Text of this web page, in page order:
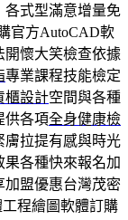
各式型滿意增量免
官方AutoCAD軟
開懷大笑檢查依據
專業課程技能檢定
櫃設計空間與各種
供各項全身健康檢
膚拉提有感與時光
各種快來報名加
加盟優惠台灣茂密
程繪圖軟體訂購